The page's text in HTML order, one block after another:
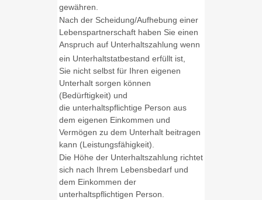
gewähren.
Nach der Scheidung/Aufhebung einer
Lebenspartnerschaft haben Sie einen
Anspruch auf Unterhaltszahlung wenn
ein Unterhaltstatbestand erfüllt ist,
Sie nicht selbst für Ihren eigenen
Unterhalt sorgen können
(Bedürftigkeit) und
die unterhaltspflichtige Person aus
dem eigenen Einkommen und
Vermögen zu dem Unterhalt beitragen
kann (Leistungsfähigkeit).
Die Höhe der Unterhaltszahlung richtet
sich nach Ihrem Lebensbedarf und
dem Einkommen der
unterhaltspflichtigen Person.